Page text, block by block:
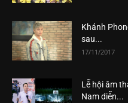
Khánh
sau...
17/11/2017
Lễ hội âm
Nam diễn...